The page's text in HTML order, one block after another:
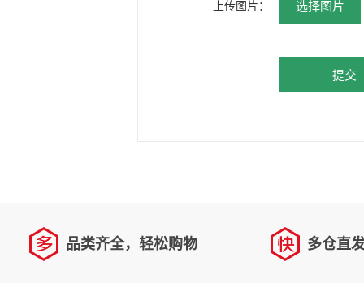
上传图片： 选择图片
品类齐全，轻松购物 多仓直